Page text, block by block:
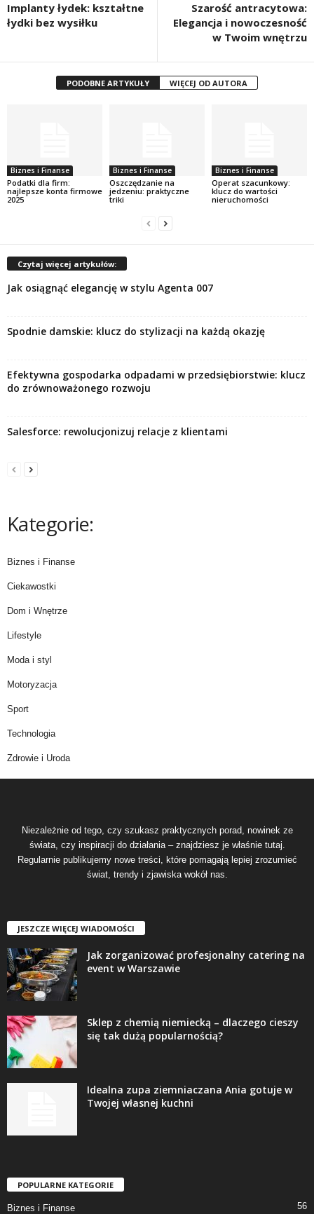
Implanty łydek: kształtne
łydki bez wysiłku
Szarość antracytowa:
Elegancja i nowoczesność
w Twoim wnętrzu
PODOBNE ARTYKUŁY WIĘCEJ OD AUTORA
Biznes i Finanse
Podatki dla firm:
najlepsze konta firmowe
2025
Biznes i Finanse
Oszczędzanie na
jedzeniu: praktyczne
triki
Biznes i Finanse
Operat szacunkowy:
klucz do wartości
nieruchomości
Czytaj więcej artykułów:
Jak osiągnąć elegancję w stylu Agenta 007
Spodnie damskie: klucz do stylizacji na każdą okazję
Efektywna gospodarka odpadami w przedsiębiorstwie: klucz
do zrównoważonego rozwoju
Salesforce: rewolucjonizuj relacje z klientami
Kategorie:
Biznes i Finanse
Ciekawostki
Dom i Wnętrze
Lifestyle
Moda i styl
Motoryzacja
Sport
Technologia
Zdrowie i Uroda
Niezależnie od tego, czy szukasz praktycznych porad, nowinek ze
świata, czy inspiracji do działania – znajdziesz je właśnie tutaj.
Regularnie publikujemy nowe treści, które pomagają lepiej zrozumieć
świat, trendy i zjawiska wokół nas.
JESZCZE WIĘCEJ WIADOMOŚCI
Jak zorganizować profesjonalny catering na
event w Warszawie
Sklep z chemią niemiecką – dlaczego cieszy
się tak dużą popularnością?
Idealna zupa ziemniaczana Ania gotuje w
Twojej własnej kuchni
POPULARNE KATEGORIE
Biznes i Finanse 56